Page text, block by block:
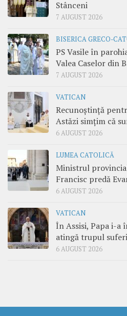
Stânceni
7 AUGUST 2026
BISERICA GRECO-
PS Vasile în
Valea Caselor din
7 AUGUST 2026
VATICAN
Recunoștință
Astăzi simțim că
6 AUGUST 2026
LUMEA CATOLICĂ
Ministrul
Francisc predă
6 AUGUST 2026
VATICAN
În Assisi, Papa i-a
atingă trupul
6 AUGUST 2026